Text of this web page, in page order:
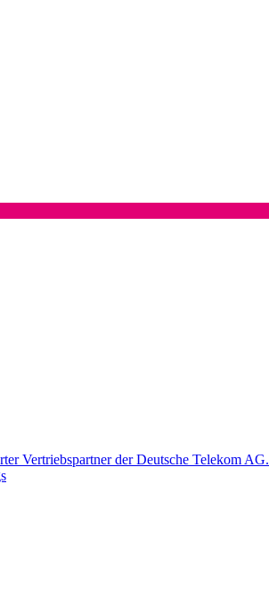
Vertriebspartner der Deutsche Telekom AG.